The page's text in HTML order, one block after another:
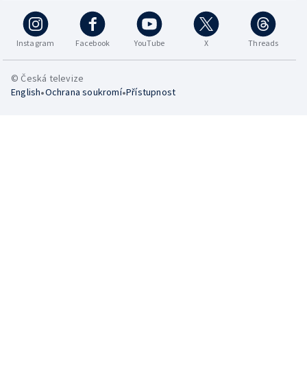
Instagram Facebook YouTube X Threads
© Česká televize
English•Ochrana soukromí•Přístupnost